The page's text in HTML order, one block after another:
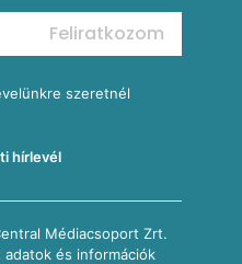
Feliratkozom
szeretnél
hírlevél
Médiacsoport Zrt.
és információk